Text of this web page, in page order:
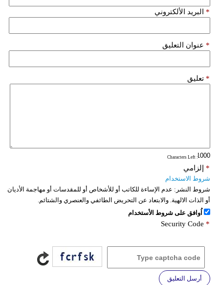
البريد الألكتروني *
عنوان التعليق *
تعليق *
: Characters Left
إلزامي *
شروط الاستخدام
شروط النشر: عدم الإساءة للكاتب أو للأشخاص أو للمقدسات أو مهاجمة الأديان
أو الذات الالهية. والابتعاد عن التحريض الطائفي والعنصري والشتائم.
اُوافق على شروط الأستخدام
Security Code *
أرسل التعليق